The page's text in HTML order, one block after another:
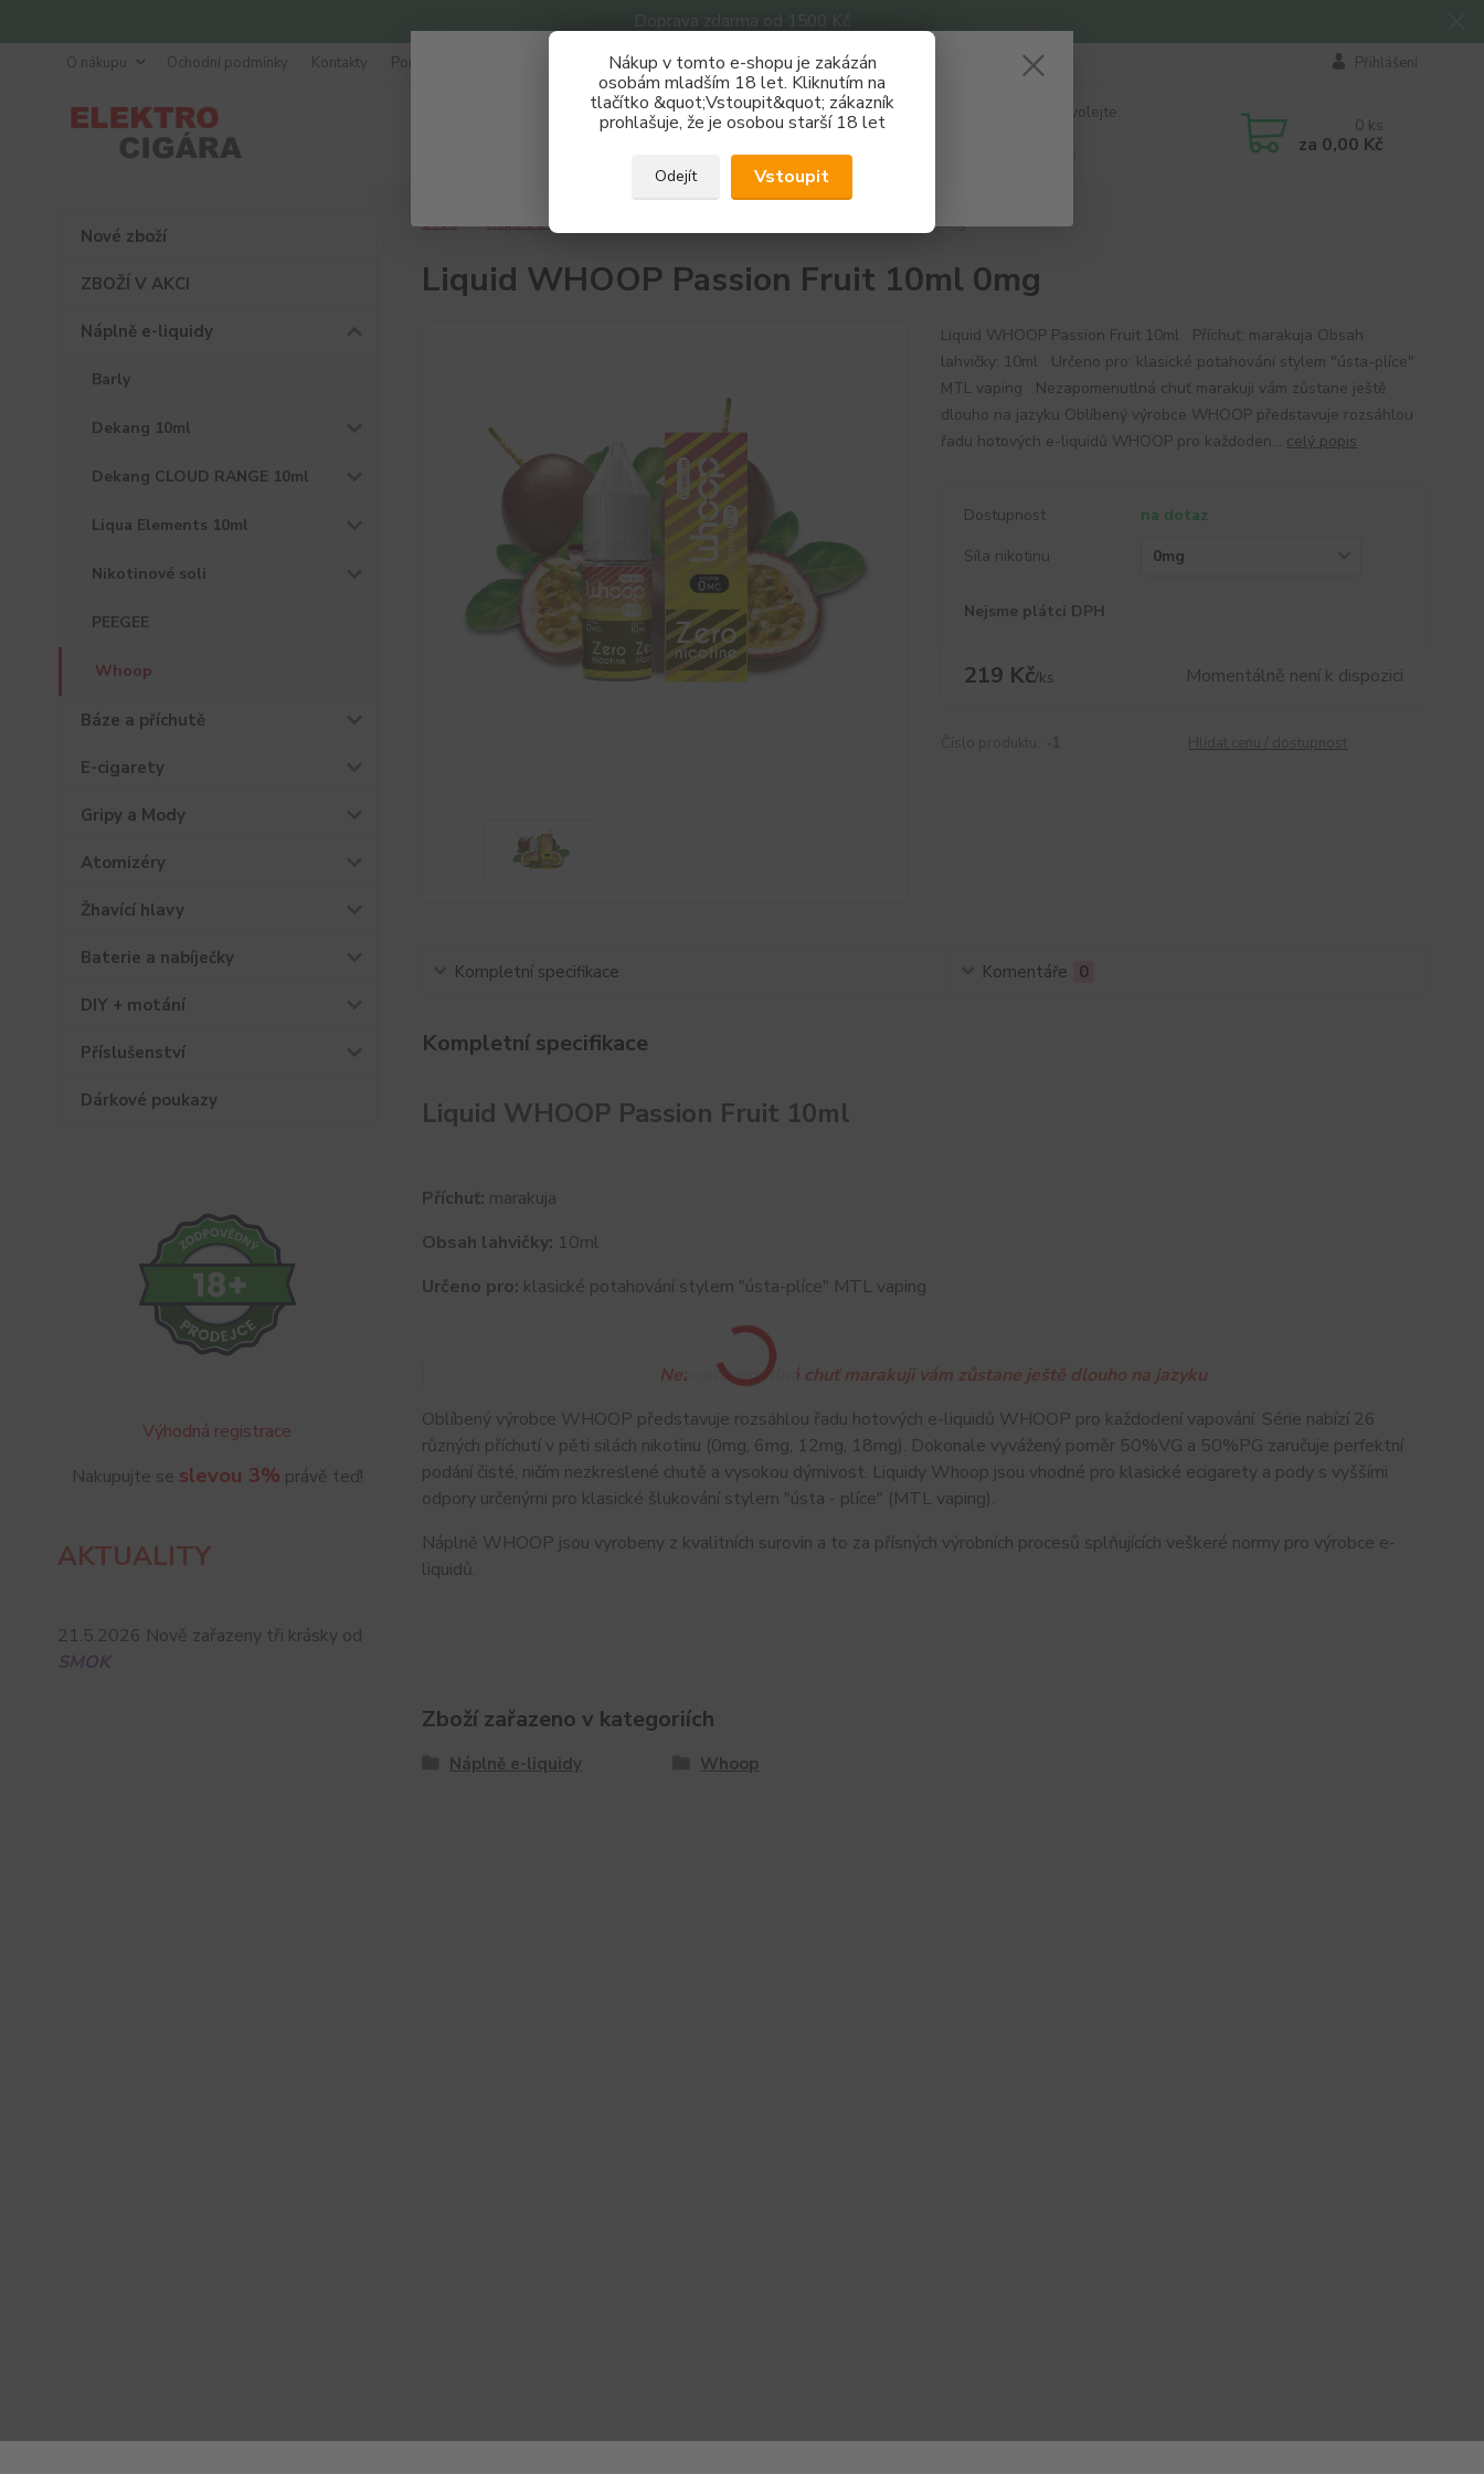
Doprava zdarma od 1500 Kč
Nákup v tomto e-shopu je zakázán
osobám mladším 18 let. Kliknutím na
tlačítko &quot;Vstoupit&quot; zákazník
prohlašuje, že je osobou starší 18 let
Odejít Vstoupit
O nákupu Ochodní podmínky Kontakty Poradna Přihlášení
Hledat
Nevíte si rady? Zavolejte.
0 ks
za 0,00 Kč
Nové zboží
ZBOŽÍ V AKCI
Náplně e-liquidy
Barly
Dekang 10ml
Dekang CLOUD RANGE 10ml
Liqua Elements 10ml
Nikotinové soli
PEEGEE
Whoop
Báze a příchutě
E-cigarety
Gripy a Mody
Atomizéry
Žhavící hlavy
Baterie a nabíječky
DIY + motání
Příslušenství
Dárkové poukazy
Výhodná registrace
Nakupujte se slevou 3% právě teď!
AKTUALITY
21.5.2026 Nově zařazeny tři krásky od
SMOK
Úvod Náplně e-liquidy Liquid WHOOP Passion Fruit 10ml 0mg
Liquid WHOOP Passion Fruit 10ml 0mg
Liquid WHOOP Passion Fruit 10ml Příchuť: marakuja Obsah
lahvičky: 10ml Určeno pro: klasické potahování stylem "ústa-plíce"
MTL vaping Nezapomenutlná chuť marakuji vám zůstane ještě
dlouho na jazyku Oblíbený výrobce WHOOP představuje rozsáhlou
řadu hotových e-liquidů WHOOP pro každoden... celý popis
Dostupnost
na dotaz
Síla nikotinu
Nejsme plátci DPH
219 Kč/ks Momentálně není k dispozici
Kompletní specifikace Komentáře 0
Kompletní specifikace
Liquid WHOOP Passion Fruit 10ml
Příchuť: marakuja
Obsah lahvičky: 10ml
Určeno pro: klasické potahování stylem "ústa-plíce" MTL vaping
Nezapomenutlná chuť marakuji vám zůstane ještě dlouho na jazyku
Oblíbený výrobce WHOOP představuje rozsáhlou řadu hotových e-liquidů WHOOP pro každodení vapování. Série nabízí 26
různých příchutí v pěti silách nikotinu (0mg, 6mg, 12mg, 18mg). Dokonale vyvážený poměr 50%VG a 50%PG zaručuje perfektní
podání čisté, ničím nezkreslené chutě a vysokou dýmivost. Liquidy Whoop jsou vhodné pro klasické ecigarety a pody s vyššími
odpory určenými pro klasické šlukování stylem "ústa - plíce" (MTL vaping).
Náplně WHOOP jsou vyrobeny z kvalitních surovin a to za přísných výrobních procesů splňujících veškeré normy pro výrobce e-
liquidů.
Zboží zařazeno v kategoriích
Náplně e-liquidy Whoop
Získej slevu 3%
Zaregistruj se a nakupuj se slevou právě teď!
REGISTRAČNÍ FORMULÁŘ
Zavřít